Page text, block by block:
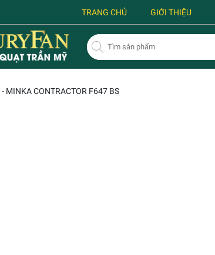
TRANG CHỦ GIỚI THIỆU
- MINKA CONTRACTOR F647 BS